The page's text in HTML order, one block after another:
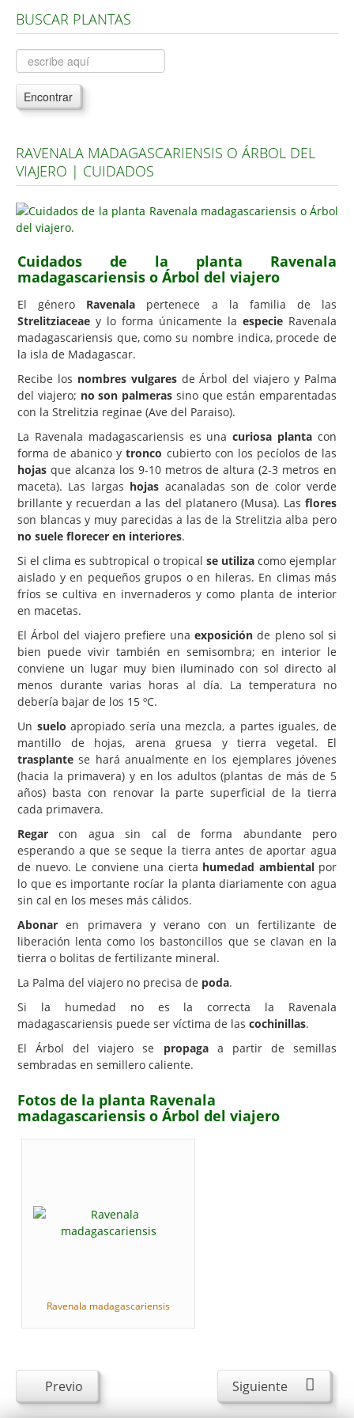
Árboles, Cicas y Palmeras de la G a la Z
Plantas Anuales y Perennes
Plantas Bulbosas y Acuáticas
Plantas de Interior
Plantas Aromáticas y de Huerto
Plantas Carnívoras y Orquídeas
Consejos
Hemisferio Sur
Enfermedades
Animales
Hongos
Carencias
Fotos
Flores y Plantas
Árboles y Palmeras
Arbustos y Trepadoras
Cactus y Suculentas
BUSCAR PLANTAS
Encontrar
RAVENALA MADAGASCARIENSIS O ÁRBOL DEL
VIAJERO | CUIDADOS
Cuidados de la planta Ravenala
madagascariensis o Árbol del viajero
El género Ravenala pertenece a la familia de las
Strelitziaceae y lo forma únicamente la especie Ravenala
madagascariensis que, como su nombre indica, procede de
la isla de Madagascar.
Recibe los nombres vulgaresde Árbol del viajero y Palma
del viajero; no son palmeras sino que están emparentadas
con la Strelitzia reginae (Ave del Paraiso).
La Ravenala madagascariensis es unacuriosa planta con
forma de abanico ytronco cubierto con los pecíolos de las
hojas que alcanza los 9-10 metros de altura (2-3 metros en
maceta). Las largas hojas acanaladas son de color verde
brillante y recuerdan a las del platanero (Musa). Las flores
son blancas y muy parecidas a las de la Strelitzia alba pero
no suele florecer en interiores.
Si el clima es subtropical o tropical se utilizacomo ejemplar
aislado y en pequeños grupos o en hileras. En climas más
fríos se cultiva en invernaderos y como planta de interior
en macetas.
El Árbol del viajero prefiere unaexposición de pleno sol si
bien puede vivir también en semisombra; en interior le
conviene un lugar muy bien iluminado con sol directo al
menos durante varias horas al día. La temperatura no
debería bajar de los 15 ºC.
Un suelo apropiado sería una mezcla, a partes iguales, de
mantillo de hojas, arena gruesa y tierra vegetal. El
trasplante se hará anualmente en los ejemplares jóvenes
(hacia la primavera) y en los adultos (plantas de más de 5
años) basta con renovar la parte superficial de la tierra
cada primavera.
Regar con agua sin cal de forma abundante pero
esperando a que se seque la tierra antes de aportar agua
de nuevo. Le conviene una cierta humedad ambientalpor
lo que es importante rocíar la planta diariamente con agua
sin cal en los meses más cálidos.
Abonar en primavera y verano con un fertilizante de
liberación lenta como los bastoncillos que se clavan en la
tierra o bolitas de fertilizante mineral.
La Palma del viajero no precisa de poda.
Si la humedad no es la correcta la Ravenala
madagascariensis puede ser víctima de las cochinillas.
El Árbol del viajero se propagaa partir de semillas
sembradas en semillero caliente.
Fotos de la planta Ravenala
madagascariensis o Árbol del viajero
Ravenala madagascariensis
Previo Siguiente